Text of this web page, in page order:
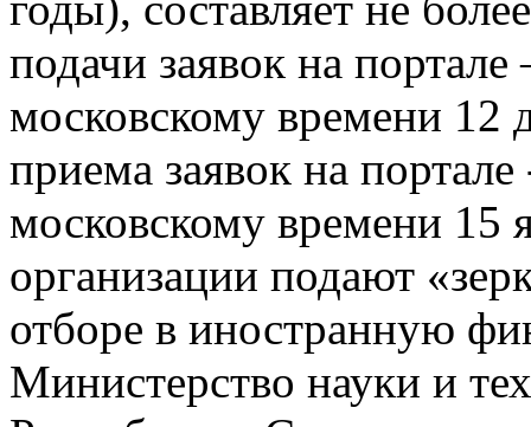
подачи заявок на
московскому времени 12
приема заявок на
московскому времени 15
организации подают
отборе в иностранную
Министерство науки и